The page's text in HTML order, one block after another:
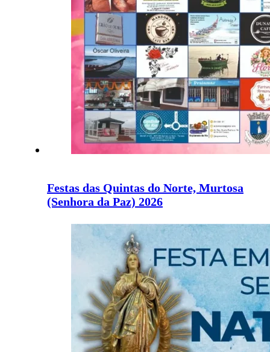
Festas das Quintas do Norte, Murtosa
(Senhora da Paz) 2026